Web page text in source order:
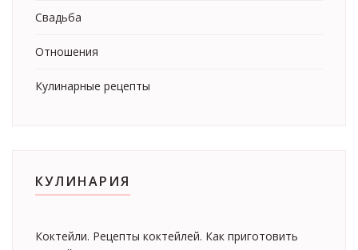
Свадьба
Отношения
Кулинарные рецепты
КУЛИНАРИЯ
Коктейли. Рецепты коктейлей. Как приготовить